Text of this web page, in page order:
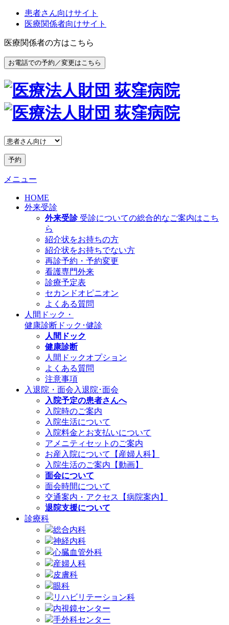
患者さん向けサイト
医療関係者向けサイト
医療関係者の方はこちら
お電話での予約／変更はこちら
予約
メニュー
HOME
外来受診
外来受診 受診についての総合的なご案内はこち
ら
紹介状をお持ちの方
紹介状をお持ちでない方
再診予約・予約変更
看護専門外来
診療予定表
セカンドオピニオン
よくある質問
人間ドック・
健康診断 ドック･健診
人間ドック
健康診断
人間ドックオプション
よくある質問
注意事項
入退院・面会 入退院･面会
入院予定の患者さんへ
入院時のご案内
入院生活について
入院料金とお支払いについて
アメニティセットのご案内
お産入院について【産婦人科】
入院生活のご案内【動画】
面会について
面会時間について
交通案内・アクセス【病院案内】
退院支援について
診療科
総合内科
神経内科
心臓血管外科
産婦人科
皮膚科
眼科
リハビリテーション科
内視鏡センター
手外科センター